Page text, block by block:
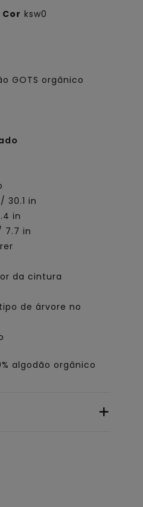
ksw0
GOTS orgânico
30.1 in
in
7.7 in
da cintura
de árvore no
algodão orgânico